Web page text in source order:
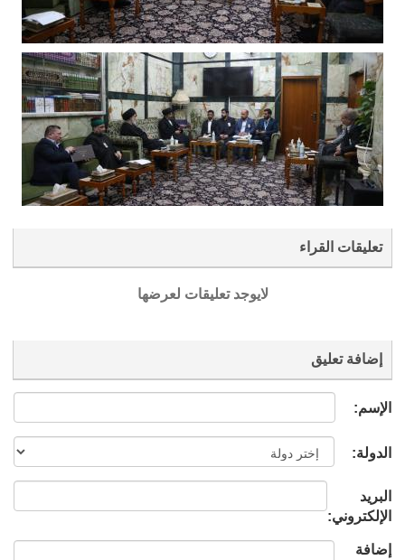
تعليقات القراء
لايوجد تعليقات لعرضها
إضافة تعليق
الإسم:
الدولة:
البريد
الإلكتروني:
إضافة